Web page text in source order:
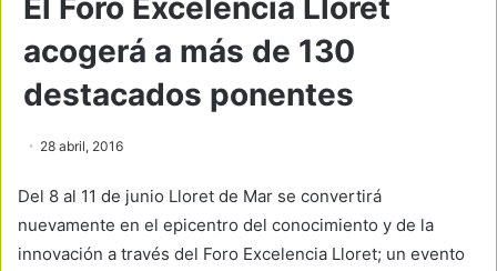
El Foro Excelencia Lloret
acogerá a más de 130
destacados ponentes
28 abril, 2016
Del 8 al 11 de junio Lloret de Mar se convertirá
nuevamente en el epicentro del conocimiento y de la
innovación a través del Foro Excelencia Lloret; un evento